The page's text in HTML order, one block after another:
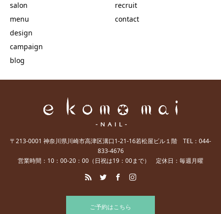
salon
menu
design
campaign
blog
recruit
contact
〒213-0001 神奈川県川崎市高津区溝口1-21-16若松屋ビル１階 TEL：044-
833-4676
営業時間：10：00-20：00（日祝は19：00まで） 定休日：毎週月曜
ご予約はこちら